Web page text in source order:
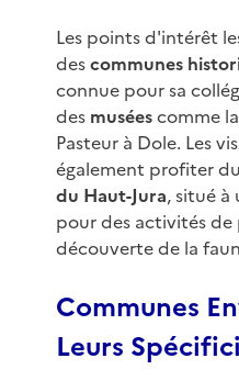
Les points d'intérêt
descommunes
connue pour sa
des muséescomme
Pasteur à Dole. Les
également profiter du
du Haut-Jura, situé à
pour des activités de
découverte de la
Communes
Leurs